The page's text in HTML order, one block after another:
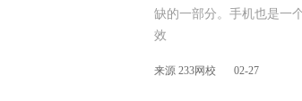
缺的一部分。手机也是一
效
来源 233网校 02-27